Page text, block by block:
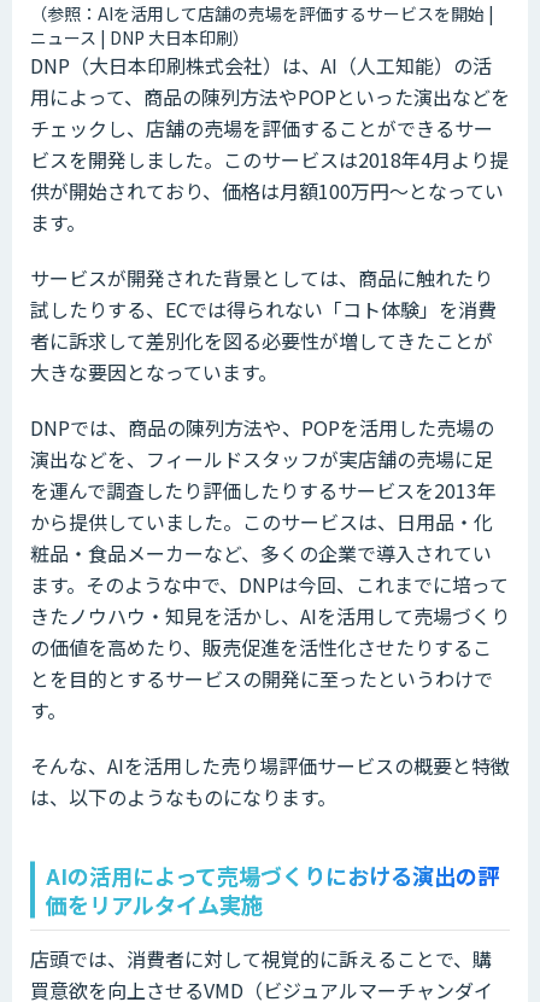
（参照：AIを活用して店舗の売場を評価するサービスを開始 |
ニュース | DNP 大日本印刷）
DNP（大日本印刷株式会社）は、AI（人工知能）の活
用によって、商品の陳列方法やPOPといった演出などを
チェックし、店舗の売場を評価することができるサー
ビスを開発しました。このサービスは2018年4月より提
供が開始されており、価格は月額100万円〜となってい
ます。
サービスが開発された背景としては、商品に触れたり
試したりする、ECでは得られない「コト体験」を消費
者に訴求して差別化を図る必要性が増してきたことが
大きな要因となっています。
DNPでは、商品の陳列方法や、POPを活用した売場の
演出などを、フィールドスタッフが実店舗の売場に足
を運んで調査したり評価したりするサービスを2013年
から提供していました。このサービスは、日用品・化
粧品・食品メーカーなど、多くの企業で導入されてい
ます。そのような中で、DNPは今回、これまでに培って
きたノウハウ・知見を活かし、AIを活用して売場づくり
の価値を高めたり、販売促進を活性化させたりするこ
とを目的とするサービスの開発に至ったというわけで
す。
そんな、AIを活用した売り場評価サービスの概要と特徴
は、以下のようなものになります。
AIの活用によって売場づくりにおける演出の評
価をリアルタイム実施
店頭では、消費者に対して視覚的に訴えることで、購
買意欲を向上させるVMD（ビジュアルマーチャンダイ